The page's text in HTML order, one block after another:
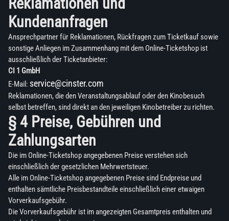
Kundenanfragen
Ansprechpartner für Reklamationen, Rückfragen zum Ticketkauf sowie
sonstige Anliegen im Zusammenhang mit dem Online-Ticketshop ist
ausschließlich der Ticketanbieter:
CI 1 GmbH
E-Mail: service@cinster.com
Reklamationen, die den Veranstaltungsablauf oder den Kinobesuch
selbst betreffen, sind direkt an den jeweiligen Kinobetreiber zu richten.
§ 4 Preise, Gebühren und
Zahlungsarten
Die im Online-Ticketshop angegebenen Preise verstehen sich
einschließlich der gesetzlichen Mehrwertsteuer.
Alle im Online-Ticketshop angegebenen Preise sind Endpreise und
enthalten sämtliche Preisbestandteile einschließlich einer etwaigen
Vorverkaufsgebühr.
Die Vorverkaufsgebühr ist im angezeigten Gesamtpreis enthalten und